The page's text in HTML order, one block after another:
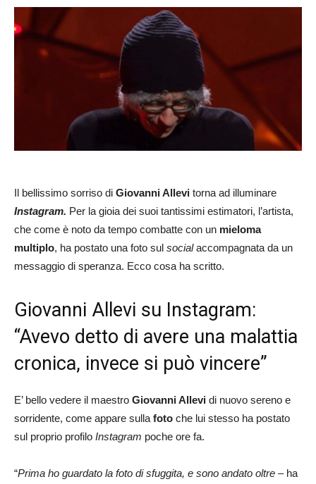
Il bellissimo sorriso di Giovanni Allevi torna ad illuminare
Instagram. Per la gioia dei suoi tantissimi estimatori, l’artista,
che come è noto da tempo combatte con un mieloma
multiplo, ha postato una foto sul socialaccompagnata da un
messaggio di speranza. Ecco cosa ha scritto.
Giovanni Allevi su Instagram:
“Avevo detto di avere una malattia
cronica, invece si può vincere”
E’ bello vedere il maestro Giovanni Allevi di nuovo sereno e
sorridente, come appare sulla foto che lui stesso ha postato
sul proprio profilo Instagram poche ore fa.
“Prima ho guardato la foto di sfuggita, e sono andato oltre – ha